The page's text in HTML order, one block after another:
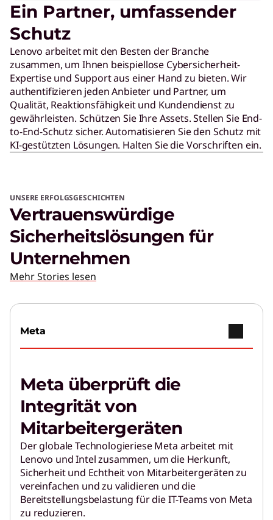
Ein Partner, umfassender
Schutz
Lenovo arbeitet mit den Besten der Branche
zusammen, um Ihnen beispiellose Cybersicherheit-
Expertise und Support aus einer Hand zu bieten. Wir
authentifizieren jeden Anbieter und Partner, um
Qualität, Reaktionsfähigkeit und Kundendienst zu
gewährleisten. Schützen Sie Ihre Assets. Stellen Sie End-
to-End-Schutz sicher. Automatisieren Sie den Schutz mit
KI-gestützten Lösungen. Halten Sie die Vorschriften ein.
UNSERE ERFOLGSGESCHICHTEN
Vertrauenswürdige
Sicherheitslösungen für
Unternehmen
Mehr Stories lesen
Meta
Meta überprüft die
Integrität von
Mitarbeitergeräten
Der globale Technologieriese Meta arbeitet mit
Lenovo und Intel zusammen, um die Herkunft,
Sicherheit und Echtheit von Mitarbeitergeräten zu
vereinfachen und zu validieren und die
Bereitstellungsbelastung für die IT-Teams von Meta
zu reduzieren.